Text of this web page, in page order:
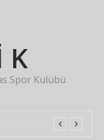
K
Spor Kulübü